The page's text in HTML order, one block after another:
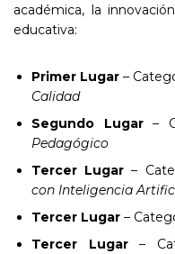
académica, la
educativa:
Primer Lugar –
Calidad
Segundo Lugar–
Pedagógico
Tercer Lugar –
con Inteligencia
Tercer Lugar –
Tercer Lugar–